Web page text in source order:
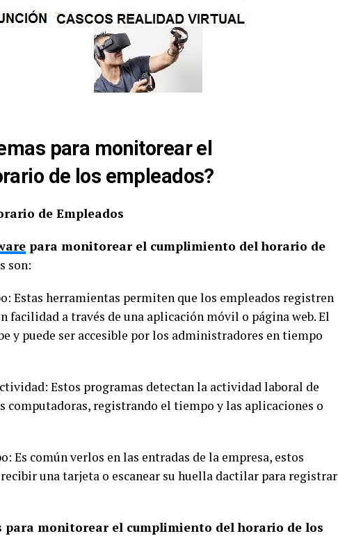
para monitorear el
de los empleados?
de Empleados
para monitorear el cumplimiento del horario de
son:
Estas herramientas permiten que los empleados registren
facilidad a través de una aplicación móvil o página web. El
y puede ser accesible por los administradores en tiempo
Estos programas detectan la actividad laboral de
computadoras, registrando el tiempo y las aplicaciones o
Es común verlos en las entradas de la empresa, estos
una tarjeta o escanear su huella dactilar para registrar
para monitorear el cumplimiento del horario de los